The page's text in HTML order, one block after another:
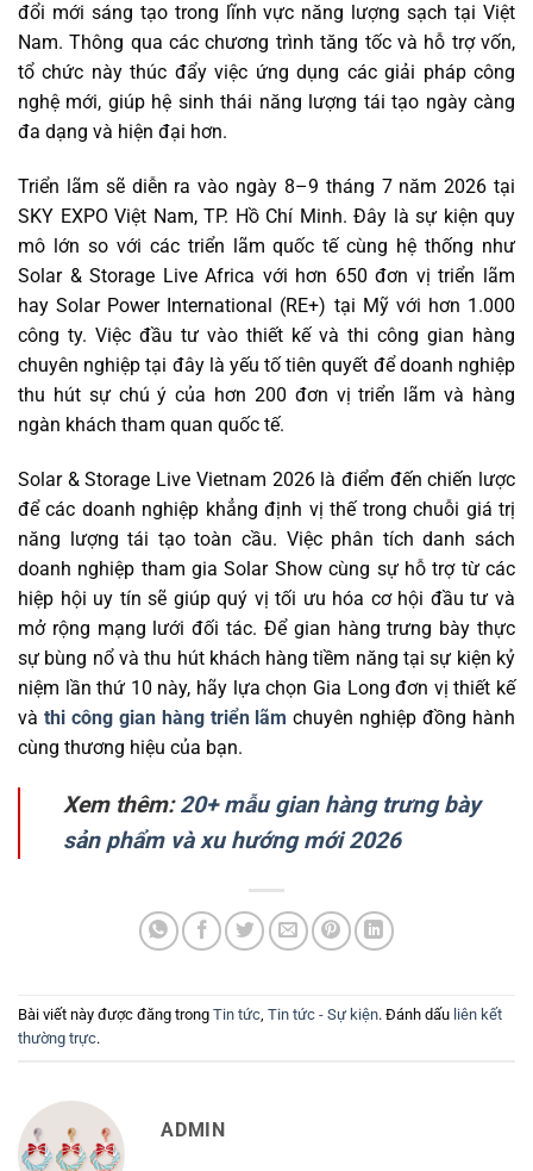
đổi mới sáng tạo trong lĩnh vực năng lượng sạch tại Việt
Nam. Thông qua các chương trình tăng tốc và hỗ trợ vốn,
tổ chức này thúc đẩy việc ứng dụng các giải pháp công
nghệ mới, giúp hệ sinh thái năng lượng tái tạo ngày càng
đa dạng và hiện đại hơn.
Triển lãm sẽ diễn ra vào ngày 8–9 tháng 7 năm 2026 tại
SKY EXPO Việt Nam, TP. Hồ Chí Minh. Đây là sự kiện quy
mô lớn so với các triển lãm quốc tế cùng hệ thống như
Solar & Storage Live Africa với hơn 650 đơn vị triển lãm
hay Solar Power International (RE+) tại Mỹ với hơn 1.000
công ty. Việc đầu tư vào thiết kế và thi công gian hàng
chuyên nghiệp tại đây là yếu tố tiên quyết để doanh nghiệp
thu hút sự chú ý của hơn 200 đơn vị triển lãm và hàng
ngàn khách tham quan quốc tế.
Solar & Storage Live Vietnam 2026 là điểm đến chiến lược
để các doanh nghiệp khẳng định vị thế trong chuỗi giá trị
năng lượng tái tạo toàn cầu. Việc phân tích danh sách
doanh nghiệp tham gia Solar Show cùng sự hỗ trợ từ các
hiệp hội uy tín sẽ giúp quý vị tối ưu hóa cơ hội đầu tư và
mở rộng mạng lưới đối tác. Để gian hàng trưng bày thực
sự bùng nổ và thu hút khách hàng tiềm năng tại sự kiện kỷ
niệm lần thứ 10 này, hãy lựa chọn Gia Long đơn vị thiết kế
và thi công gian hàng triển lãm chuyên nghiệp đồng hành
cùng thương hiệu của bạn.
Xem thêm:20+ mẫu gian hàng trưng bày
sản phẩm và xu hướng mới 2026
Bài viết này được đăng trong Tin tức, Tin tức - Sự kiện. Đánh dấu liên kết
thường trực.
ADMIN